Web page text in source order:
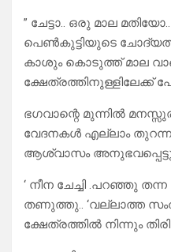
” ചേട്ടാ.. ഒരു മാല
പെൺകുട്ടിയുടെ
കാശും കൊടുത്ത് മാല
ക്ഷേത്രത്തിനുള്ളിലേക്ക്
ഭഗവാന്റെ മുന്നിൽ
വേദനകൾ എല്ലാം
ആശ്വാസം
‘ നീന ചേച്ചി .പറഞ്ഞു
തണുത്തു.. ‘വല്ലാത്ത
ക്ഷേത്രത്തിൽ നിന്നും